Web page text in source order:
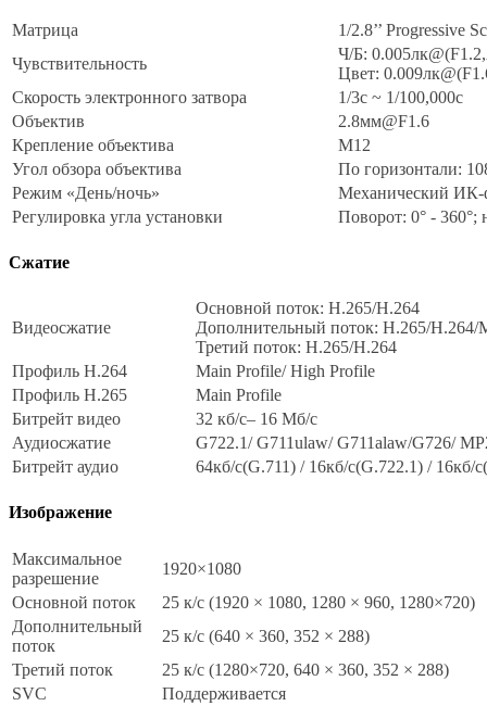
Матрица
1/2.8’’ Progressive
Чувствительность
Ч/Б:
Цвет:
Скорость электронного затвора
1/3с ~ 1/100,000с
Объектив
2.8мм@F1.6
Крепление объектива
M12
Угол обзора объектива
По горизонтали:
Режим «День/ночь»
Механический ИК-
Регулировка угла установки
Поворот: 0° - 360°;
Сжатие
Видеосжатие
Основной поток: H.265/H.264
Дополнительный поток: H.265/H.264/
Третий поток: H.265/H.264
Профиль H.264
Main Profile/ High Profile
Профиль H.265
Main Profile
Битрейт видео
32 кб/с– 16 Мб/с
Аудиосжатие
G722.1/ G711ulaw/ G711alaw/G726/
Битрейт аудио
64кб/с(G.711) / 16кб/с(G.722.1) / 16кб/
Изображение
Максимальное
разрешение
1920×1080
Основной поток
25 к/с (1920 × 1080, 1280 × 960, 1280×720)
Дополнительный
поток
25 к/с (640 × 360, 352 × 288)
Третий поток
25 к/с (1280×720, 640 × 360, 352 × 288)
SVC
Поддерживается